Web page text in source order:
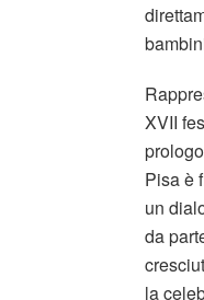
XVII
Pisa è
un
da
la